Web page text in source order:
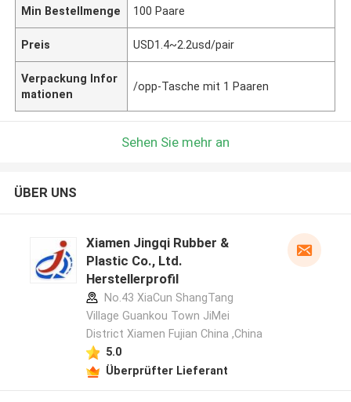
Min Bestellmenge 100 Paare
Preis USD1.4~2.2usd/pair
Verpackung Infor
mationen
/opp-Tasche mit 1 Paaren
Sehen Sie mehr an
ÜBER UNS
Xiamen Jingqi Rubber &
Plastic Co., Ltd.
Herstellerprofil
No.43 XiaCun ShangTang
Village Guankou Town JiMei
District Xiamen Fujian China ,China
5.0
Überprüfter Lieferant